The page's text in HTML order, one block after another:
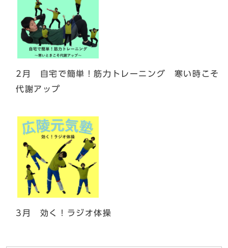
2月 自宅で簡単！筋力トレーニング 寒い時こそ
代謝アップ
3月 効く！ラジオ体操